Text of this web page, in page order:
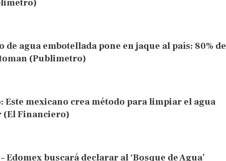
de agua embotellada pone en jaque al país: 80% de
(Publimetro)
Este mexicano crea método para limpiar el agua
(El Financiero)
Edomex buscará declarar al ‘Bosque de Agua’